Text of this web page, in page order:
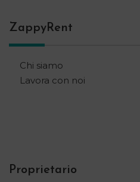
ZappyRent
Chi siamo
Lavora con noi
Proprietario